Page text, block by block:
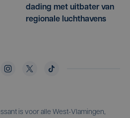
dading met uitbater van
regionale luchthavens
is voor alle West-Vlamingen,